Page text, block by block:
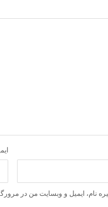
نام، ایمیل و وبسایت من در